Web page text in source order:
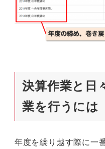
決算作業と日
業を行うには
年度を繰り越す際に一